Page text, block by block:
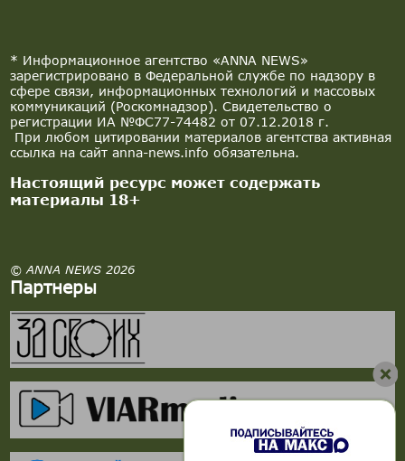
* Информационное агентство «ANNA NEWS»
зарегистрировано в Федеральной службе по надзору в
сфере связи, информационных технологий и массовых
коммуникаций (Роскомнадзор). Свидетельство о
регистрации ИА №ФС77-74482 от 07.12.2018 г.
При любом цитировании материалов агентства активная
ссылка на сайт anna-news.info обязательна.
Настоящий ресурс может содержать
материалы 18+
© ANNA NEWS 2026
Партнеры